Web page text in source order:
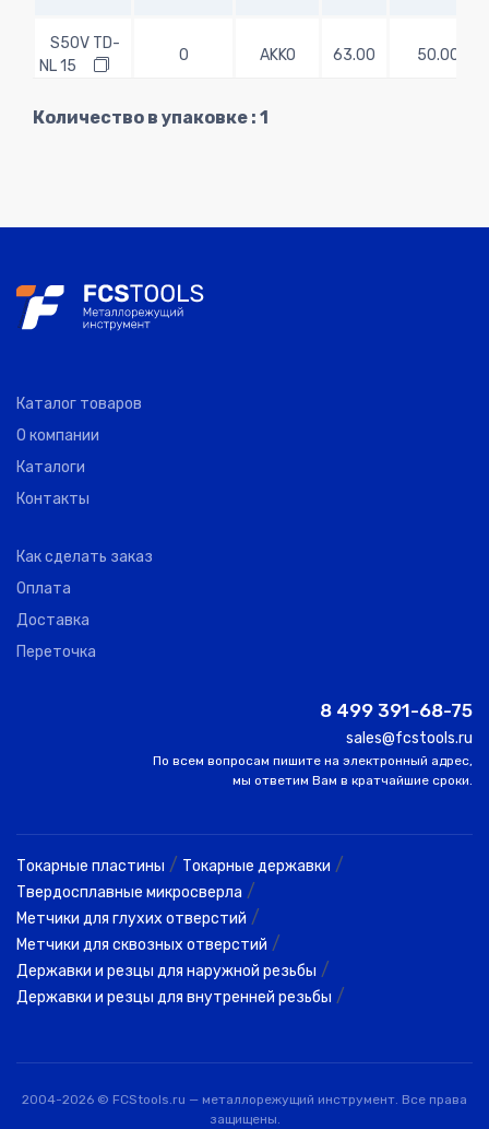
S50V TD-
NL 15
0 AKKO 63.00 50.00
Количество в упаковке : 1
Каталог товаров
О компании
Каталоги
Контакты
Как сделать заказ
Оплата
Доставка
Переточка
8 499 391-68-75
sales@fcstools.ru
По всем вопросам пишите на электронный адрес,
мы ответим Вам в кратчайшие сроки.
Токарные пластины / Токарные державки /
Твердосплавные микросверла /
Метчики для глухих отверстий /
Метчики для сквозных отверстий /
Державки и резцы для наружной резьбы /
Державки и резцы для внутренней резьбы /
2004-2026 © FCStools.ru — металлорежущий инструмент. Все права
защищены.